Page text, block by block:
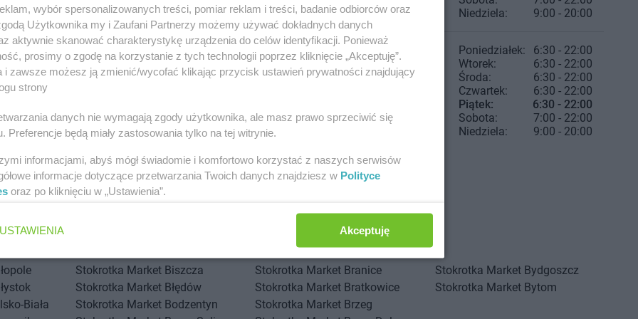
Niedziela:
9:00 - 20:00
Poniedziałek:
6:30 - 22:00
Wtorek:
6:30 - 22:00
Środa:
6:30 - 22:00
Czwartek:
6:30 - 22:00
Piątek:
6:30 - 22:00
Sobota:
7:00 - 22:00
Niedziela:
9:00 - 20:00
miastach
Biała
Stokrotka Market Biszcza
Stokrotka Market Błędów
Stokrotka Market Bodzentyn
Stokrotka Market Branice
Stokrotka Market Bratkowice
Stokrotka Market Brzeg
Stokrotka Market Bydgoszcz
Stokrotka Market Bytom
wybór spersonalizowanych treści, pomiar reklam i treści, badanie odbiorców oraz
Użytkownika my i Zaufani Partnerzy możemy używać dokładnych danych
aktywnie skanować charakterystykę urządzenia do celów identyfikacji. Ponieważ
prosimy o zgodę na korzystanie z tych technologii poprzez kliknięcie „Akceptuję”.
i zawsze możesz ją zmienić/wycofać klikając przycisk ustawień prywatności znajdujący
strony
danych nie wymagają zgody użytkownika, ale masz prawo sprzeciwić się
Preferencje będą miały zastosowania tylko na tej witrynie.
informacjami, abyś mógł świadomie i komfortowo korzystać z naszych serwisów
informacje dotyczące przetwarzania Twoich danych znajdziesz w Polityce
oraz po kliknięciu w „Ustawienia”.
USTAWIENIA Akceptuję